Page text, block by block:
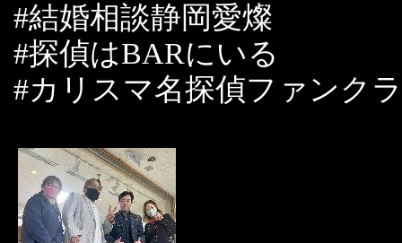
#結婚相談静岡愛燦
#探偵はBARにいる
#カリスマ名探偵ファンク